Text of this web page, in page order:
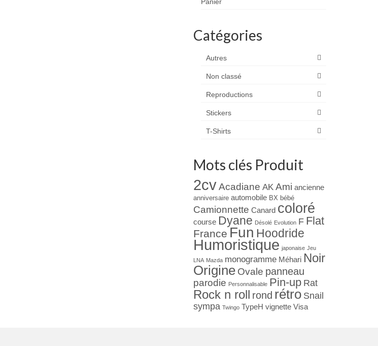
Panier
Catégories
Autres
Non classé
Reproductions
Stickers
T-Shirts
Mots clés Produit
2cv Acadiane AK Ami ancienne
anniversaire automobile BX bébé
Camionnette Canard coloré
course Dyane Désolé Evolution F Flat
France Fun Hoodride
Humoristique japonaise Jeu
LNA Mazda monogramme Méhari Noir
Origine Ovale panneau
parodie Personnalisable Pin-up Rat
Rock n roll rond rétro Snail
sympa Twingo TypeH vignette Visa